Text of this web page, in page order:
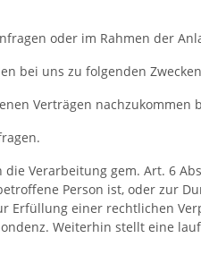
oder im Rahmen der
bei uns zu folgenden
Verträgen nachzukommen
Verarbeitung gem. Art. 6
Person ist, oder zur
Erfüllung einer rechtlichen
Weiterhin stellt eine